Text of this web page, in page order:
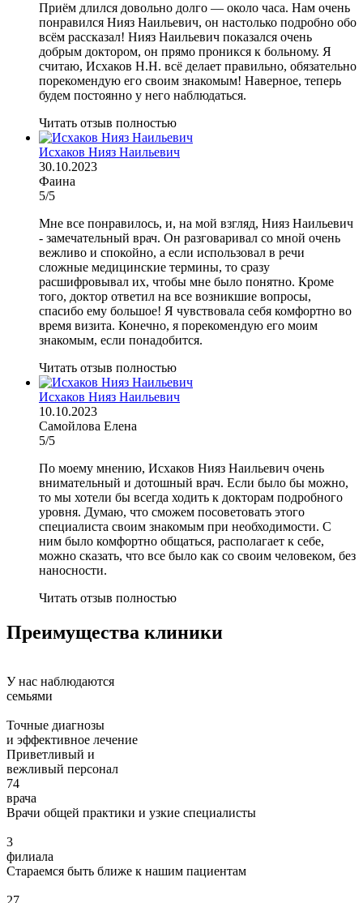
Приём длился довольно долго — около часа. Нам очень
понравился Нияз Наильевич, он настолько подробно обо
всём рассказал! Нияз Наильевич показался очень
добрым доктором, он прямо проникся к больному. Я
считаю, Исхаков Н.Н. всё делает правильно, обязательно
порекомендую его своим знакомым! Наверное, теперь
будем постоянно у него наблюдаться.
Читать отзыв полностью
Исхаков Нияз Наильевич
30.10.2023
Фаина
5/5
Мне все понравилось, и, на мой взгляд, Нияз Наильевич
- замечательный врач. Он разговаривал со мной очень
вежливо и спокойно, а если использовал в речи
сложные медицинские термины, то сразу
расшифровывал их, чтобы мне было понятно. Кроме
того, доктор ответил на все возникшие вопросы,
спасибо ему большое! Я чувствовала себя комфортно во
время визита. Конечно, я порекомендую его моим
знакомым, если понадобится.
Читать отзыв полностью
Исхаков Нияз Наильевич
10.10.2023
Самойлова Елена
5/5
По моему мнению, Исхаков Нияз Наильевич очень
внимательный и дотошный врач. Если было бы можно,
то мы хотели бы всегда ходить к докторам подробного
уровня. Думаю, что сможем посоветовать этого
специалиста своим знакомым при необходимости. С
ним было комфортно общаться, располагает к себе,
можно сказать, что все было как со своим человеком, без
наносности.
Читать отзыв полностью
Преимущества клиники
У нас наблюдаются
семьями
Точные диагнозы
и эффективное лечение
Приветливый и
вежливый персонал
74
врача
Врачи общей практики и узкие специалисты
3
филиала
Стараемся быть ближе к нашим пациентам
27